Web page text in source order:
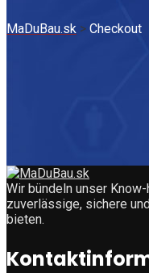
MaDuBau.sk > Checkout
Wir bündeln unser
zuverlässige, sichere
bieten.